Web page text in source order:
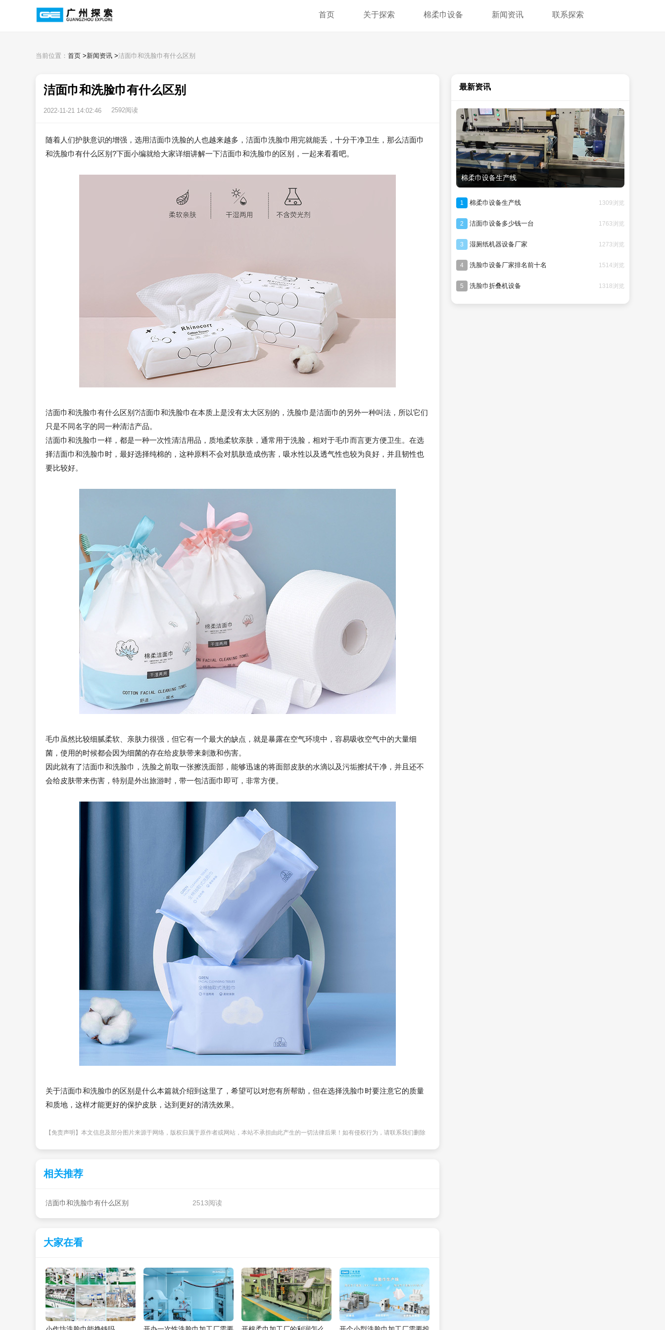
首页 关于探索 棉柔巾设备 新闻资讯 联系探索
当前位置： 首页 >新闻资讯 >洁面巾和洗脸巾有什么区别
洁面巾和洗脸巾有什么区别
2022-11-21 14:02:46 2592阅读
随着人们护肤意识的增强，选用洁面巾洗脸的人也越来越多，洁面巾洗脸巾用完就能丢，十分干净卫生，那么洁面巾
和洗脸巾有什么区别?下面小编就给大家详细讲解一下洁面巾和洗脸巾的区别，一起来看看吧。
洁面巾和洗脸巾有什么区别?洁面巾和洗脸巾在本质上是没有太大区别的，洗脸巾是洁面巾的另外一种叫法，所以它们
只是不同名字的同一种清洁产品。
洁面巾和洗脸巾一样，都是一种一次性清洁用品，质地柔软亲肤，通常用于洗脸，相对于毛巾而言更方便卫生。在选
择洁面巾和洗脸巾时，最好选择纯棉的，这种原料不会对肌肤造成伤害，吸水性以及透气性也较为良好，并且韧性也
要比较好。
毛巾虽然比较细腻柔软、亲肤力很强，但它有一个最大的缺点，就是暴露在空气环境中，容易吸收空气中的大量细
菌，使用的时候都会因为细菌的存在给皮肤带来刺激和伤害。
因此就有了洁面巾和洗脸巾，洗脸之前取一张擦洗面部，能够迅速的将面部皮肤的水滴以及污垢擦拭干净，并且还不
会给皮肤带来伤害，特别是外出旅游时，带一包洁面巾即可，非常方便。
关于洁面巾和洗脸巾的区别是什么本篇就介绍到这里了，希望可以对您有所帮助，但在选择洗脸巾时要注意它的质量
和质地，这样才能更好的保护皮肤，达到更好的清洗效果。
【免责声明】本文信息及部分图片来源于网络，版权归属于原作者或网站，本站不承担由此产生的一切法律后果！如有侵权行为，请联系我们删除
相关推荐
洁面巾和洗脸巾有什么区别 2513阅读
大家在看
最新资讯
棉柔巾设备生产线
1 棉柔巾设备生产线 1309浏览
2 洁面巾设备多少钱一台 1763浏览
3 湿厕纸机器设备厂家 1273浏览
4 洗脸巾设备厂家排名前十名 1514浏览
5 洗脸巾折叠机设备 1318浏览